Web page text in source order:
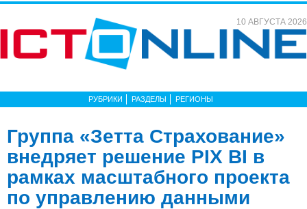
10 АВГУСТА 2026
РУБРИКИ РАЗДЕЛЫ РЕГИОНЫ
Группа «Зетта Страхование»
внедряет решение PIX BI в
рамках масштабного проекта
по управлению данными